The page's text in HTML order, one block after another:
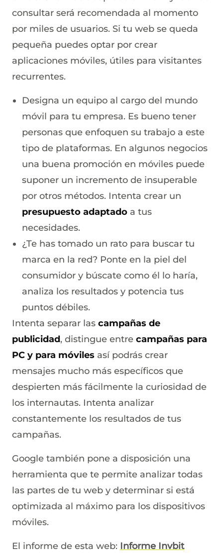
consultar será recomendada al momento
por miles de usuarios. Si tu web se queda
pequeña puedes optar por crear
aplicaciones móviles, útiles para visitantes
recurrentes.
Designa un equipo al cargo del mundo
móvil para tu empresa. Es bueno tener
personas que enfoquen su trabajo a este
tipo de plataformas. En algunos negocios
una buena promoción en móviles puede
suponer un incremento de insuperable
por otros métodos. Intenta crear un
presupuesto adaptado a tus
necesidades.
¿Te has tomado un rato para buscar tu
marca en la red? Ponte en la piel del
consumidor y búscate como él lo haría,
analiza los resultados y potencia tus
puntos débiles.
Intenta separar las campañas de
publicidad, distingue entre campañas para
PC y para móviles así podrás crear
mensajes mucho más específicos que
despierten más fácilmente la curiosidad de
los internautas. Intenta analizar
constantemente los resultados de tus
campañas.
Google también pone a disposición una
herramienta que te permite analizar todas
las partes de tu web y determinar si está
optimizada al máximo para los dispositivos
móviles.
El informe de esta web: Informe Invbit